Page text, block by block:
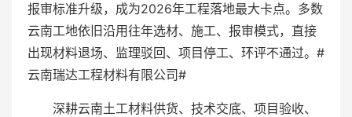
报审标准升级，成为2026年工程落地最大卡点。多数
云南工地依旧沿用往年选材、施工、报审模式，直接
出现材料退场、监理驳回、项目停工、环评不通过。#
云南瑞达工程材料有限公司#
深耕云南土工材料供货、技术交底、项目验收、